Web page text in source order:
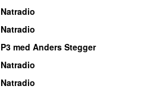
Natradio
Natradio
P3 med Anders Stegger
Natradio
Natradio